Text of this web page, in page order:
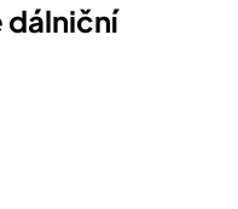
dálniční